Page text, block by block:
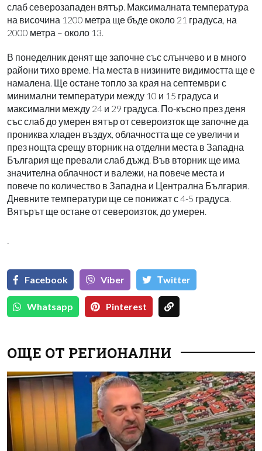
слаб северозападен вятър. Максималната температура
на височина 1200 метра ще бъде около 21 градуса, на
2000 метра – около 13.
В понеделник денят ще започне със слънчево и в много
райони тихо време. На места в низините видимостта ще е
намалена. Ще остане топло за края на септември с
минимални температури между 10 и 15 градуса и
максимални между 24 и 29 градуса. По-късно през деня
със слаб до умерен вятър от североизток ще започне да
прониква хладен въздух, облачността ще се увеличи и
през нощта срещу вторник на отделни места в Западна
България ще превали слаб дъжд. Във вторник ще има
значителна облачност и валежи, на повече места и
повече по количество в Западна и Централна България.
Дневните температури ще се понижат с 4-5 градуса.
Вятърът ще остане от североизток, до умерен.
`
Facebook Viber Тwitter
Whatsapp Pinterest
ОЩЕ ОТ РЕГИОНАЛНИ